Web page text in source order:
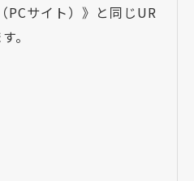
PCサイト）》と同じUR
。